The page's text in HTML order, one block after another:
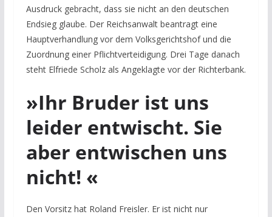
Ausdruck gebracht, dass sie nicht an den deutschen
Endsieg glaube. Der Reichsanwalt beantragt eine
Hauptverhandlung vor dem Volksgerichtshof und die
Zuordnung einer Pflichtverteidigung. Drei Tage danach
steht Elfriede Scholz als Angeklagte vor der Richterbank.
»Ihr Bruder ist uns
leider entwischt. Sie
aber entwischen uns
nicht! «
Den Vorsitz hat Roland Freisler. Er ist nicht nur